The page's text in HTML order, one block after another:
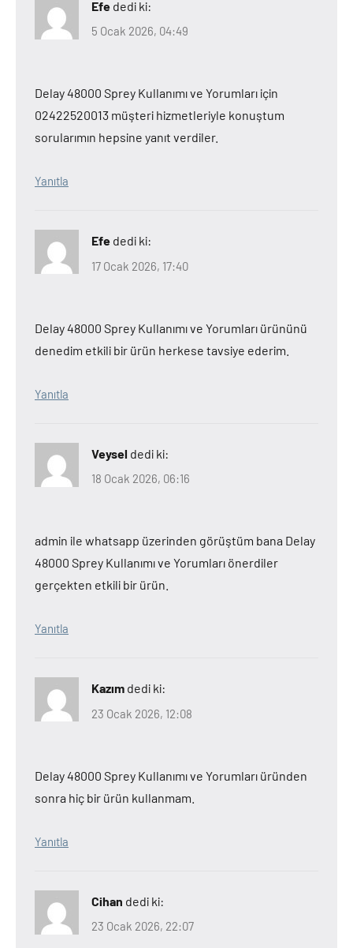
Efe dedi ki:
5 Ocak 2026, 04:49
Delay 48000 Sprey Kullanımı ve Yorumları için
02422520013 müşteri hizmetleriyle konuştum
sorularımın hepsine yanıt verdiler.
Yanıtla
Efe dedi ki:
17 Ocak 2026, 17:40
Delay 48000 Sprey Kullanımı ve Yorumları ürününü
denedim etkili bir ürün herkese tavsiye ederim.
Yanıtla
Veysel dedi ki:
18 Ocak 2026, 06:16
admin ile whatsapp üzerinden görüştüm bana Delay
48000 Sprey Kullanımı ve Yorumları önerdiler
gerçekten etkili bir ürün.
Yanıtla
Kazım dedi ki:
23 Ocak 2026, 12:08
Delay 48000 Sprey Kullanımı ve Yorumları üründen
sonra hiç bir ürün kullanmam.
Yanıtla
Cihan dedi ki:
23 Ocak 2026, 22:07